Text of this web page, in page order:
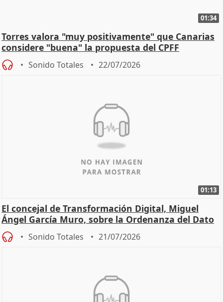
01:34
Torres valora "muy positivamente" que Canarias
considere "buena" la propuesta del CPFF
Sonido Totales 22/07/2026
01:13
El concejal de Transformación Digital, Miguel
Ángel García Muro, sobre la Ordenanza del Dato
Sonido Totales 21/07/2026